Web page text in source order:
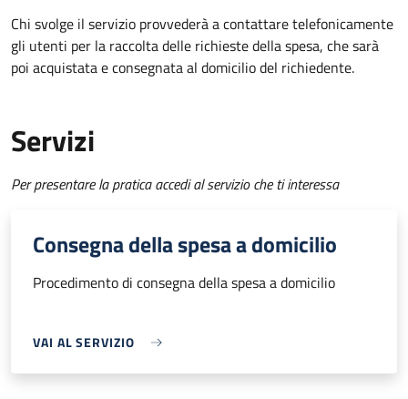
Chi svolge il servizio provvederà a contattare telefonicamente
gli utenti per la raccolta delle richieste della spesa, che sarà
poi acquistata e consegnata al domicilio del richiedente.
Servizi
Per presentare la pratica accedi al servizio che ti interessa
Consegna della spesa a domicilio
Procedimento di consegna della spesa a domicilio
VAI AL SERVIZIO